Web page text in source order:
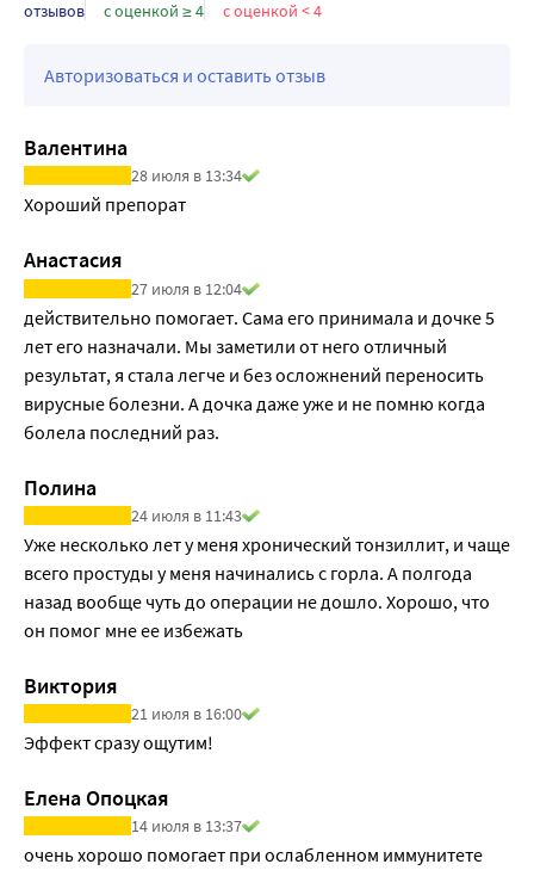
отзывов с оценкой ≥ 4 с оценкой < 4
Авторизоваться и оставить отзыв
Валентина
28 июля в 13:34
Хороший препорат
Анастасия
27 июля в 12:04
действительно помогает. Сама его принимала и дочке 5
лет его назначали. Мы заметили от него отличный
результат, я стала легче и без осложнений переносить
вирусные болезни. А дочка даже уже и не помню когда
болела последний раз.
Полина
24 июля в 11:43
Уже несколько лет у меня хронический тонзиллит, и чаще
всего простуды у меня начинались с горла. А полгода
назад вообще чуть до операции не дошло. Хорошо, что
он помог мне ее избежать
Виктория
21 июля в 16:00
Эффект сразу ощутим!
Елена Опоцкая
14 июля в 13:37
очень хорошо помогает при ослабленном иммунитете